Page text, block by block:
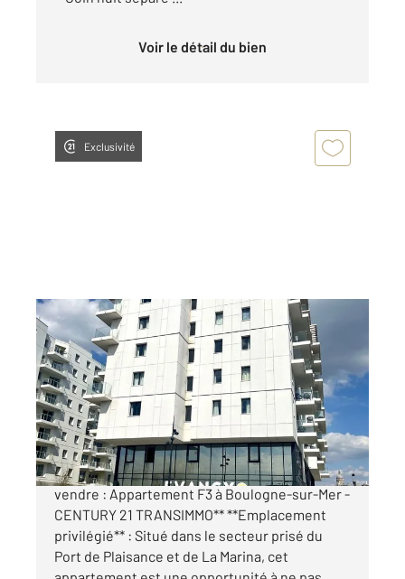
Voir le détail du bien
Exclusivité
BOULOGNE SUR MER 62
38,08 m2, 3 pièces
Ref : 19268
Appartement F3 à vendre
157 500 €
EXCLUSIVITE CENTURY 21 TRANSIMMO **À
vendre : Appartement F3 à Boulogne-sur-Mer -
CENTURY 21 TRANSIMMO** **Emplacement
privilégié** : Situé dans le secteur prisé du
Port de Plaisance et de La Marina, cet